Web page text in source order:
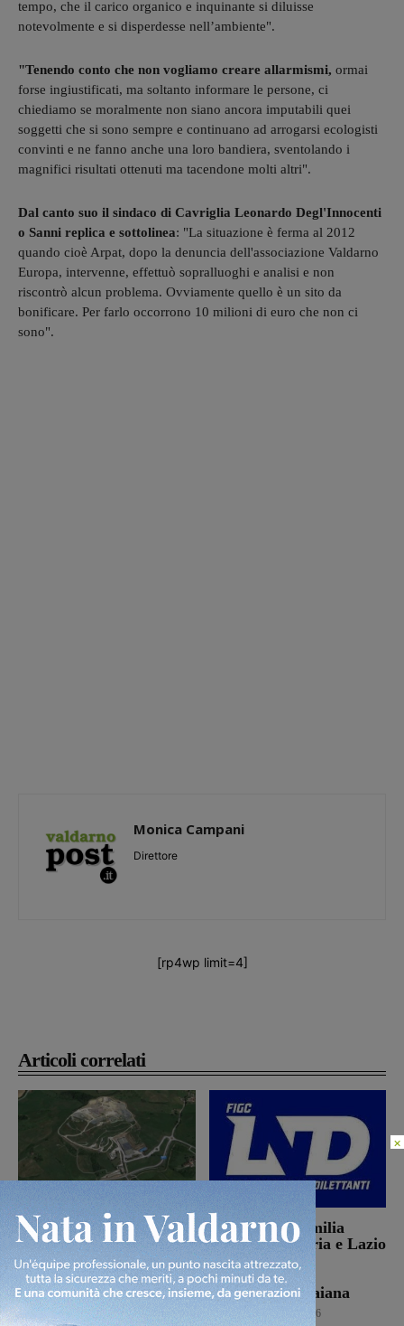
Articoli correlati
Il Comitato “Le vittime
di Podere Rota” presenta
un esposto sulle molestie
olfattive derivanti dal
sito
Cronaca 6 Agosto 2026
Da Toscana, Emilia
Romgna, Umbria e Lazio
le avversarie di
Montevarchi e
Terranuova Traiana
Calcio 6 Agosto 2026
tempo, che il carico organico e inquinante si diluisse
notevolmente e si disperdesse nell’ambiente".
"Tenendo conto che non vogliamo creare allarmismi, ormai
forse ingiustificati, ma soltanto informare le persone, ci
chiediamo se moralmente non siano ancora imputabili quei
soggetti che si sono sempre e continuano ad arrogarsi ecologisti
convinti e ne fanno anche una loro bandiera, sventolando i
magnifici risultati ottenuti ma tacendone molti altri".
Dal canto suo il sindaco di Cavriglia Leonardo Degl'Innocenti
o Sanni replica e sottolinea: "La situazione è ferma al 2012
quando cioè Arpat, dopo la denuncia dell'associazione Valdarno
Europa, intervenne, effettuò sopralluoghi e analisi e non
riscontrò alcun problema. Ovviamente quello è un sito da
bonificare. Per farlo occorrono 10 milioni di euro che non ci
sono".
Monica Campani
Direttore
[rp4wp limit=4]
×